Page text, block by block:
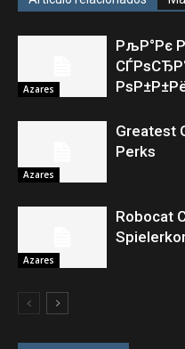
Azares
РљР°Рє
Azares
Greatest
Perks
Azares
Robocat